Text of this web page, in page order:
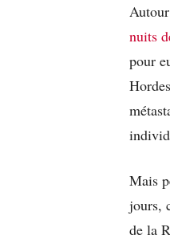
nuits
pour
Mais
jours,
de la